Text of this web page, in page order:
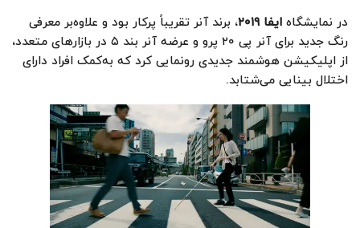
در نمایشگاه ایفا۲۰۱۹، برند آنر تقریباً پرکار بود و علاوه‌بر معرفی
رنگ جدید برای آنر پی ۲۰ پرو و عرضه آنر بند ۵ در بازار‌های متعدد،
از اپلیکیشن هوشمند جدیدی رونمایی کرد که به‌کمک افراد دارای
اختلال بینایی می‌شتابد.